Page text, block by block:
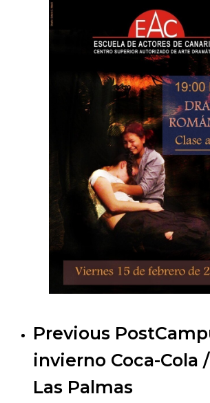
Previous Post
invierno Coca-Cola
Las Palmas